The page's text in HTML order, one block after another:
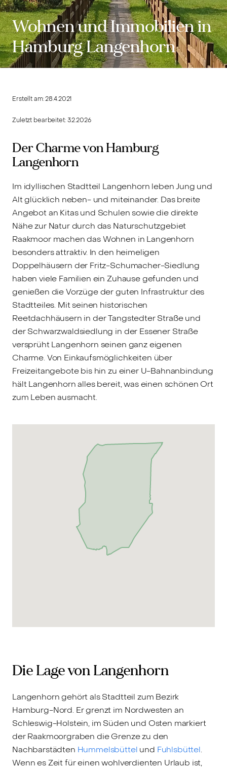
Wohnen und Immobilien in
Hamburg Langenhorn
Erstellt am:28.4.2021
Zuletzt bearbeitet:3.2.2026
Der Charme von Hamburg
Langenhorn
Im idyllischen Stadtteil Langenhorn leben Jung und
Alt glücklich neben- und miteinander. Das breite
Angebot an Kitas und Schulen sowie die direkte
Nähe zur Natur durch das Naturschutzgebiet
Raakmoor machen das Wohnen in Langenhorn
besonders attraktiv. In den heimeligen
Doppelhäusern der Fritz-Schumacher-Siedlung
haben viele Familien ein Zuhause gefunden und
genießen die Vorzüge der guten Infrastruktur des
Stadtteiles. Mit seinen historischen
Reetdachhäusern in der Tangstedter Straße und
der Schwarzwaldsiedlung in der Essener Straße
versprüht Langenhorn seinen ganz eigenen
Charme. Von Einkaufsmöglichkeiten über
Freizeitangebote bis hin zu einer U-Bahnanbindung
hält Langenhorn alles bereit, was einen schönen Ort
zum Leben ausmacht.
Die Lage von Langenhorn
Langenhorn gehört als Stadtteil zum Bezirk
Hamburg-Nord. Er grenzt im Nordwesten an
Schleswig-Holstein, im Süden und Osten markiert
der Raakmoorgraben die Grenze zu den
Nachbarstädten Hummelsbüttel und Fuhlsbüttel.
Wenn es Zeit für einen wohlverdienten Urlaub ist,